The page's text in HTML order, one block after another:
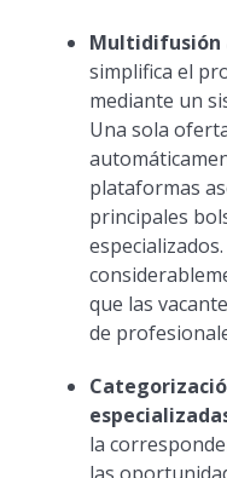
Multidifusión
simplifica el
mediante un
Una sola
plataformas
principales
que las
de
la